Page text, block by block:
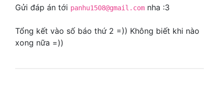
Gửi đáp án tới panhu1508@gmail.com nha :3
Tổng kết vào số báo thứ 2 =)) Không biết khi nào
xong nữa =))